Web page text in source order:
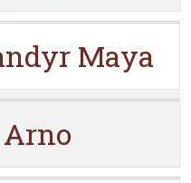
Maya
Arno